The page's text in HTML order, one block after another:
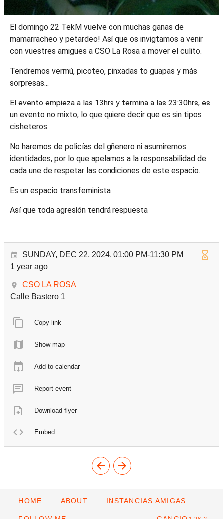
El domingo 22 TekM vuelve con muchas ganas de
mamarracheo y petardeo! Así que os invigtamos a venir
con vuestres amigues a CSO La Rosa a mover el culito.
Tendremos vermú, picoteo, pinxadas to guapas y más
sorpresas...
El evento empieza a las 13hrs y termina a las 23:30hrs, es
un evento no mixto, lo que quiere decir que es sin tipos
cisheteros.
No haremos de policías del gñenero ni asumiremos
identidades, por lo que apelamos a la responsabilidad de
cada une de respetar las condiciones de este espacio.
Es un espacio transfeminista
Así que toda agresión tendrá respuesta
SUNDAY, DEC 22, 2024, 01:00 PM-11:30 PM
1 year ago
CSO LA ROSA
Calle Bastero 1
Copy link
Show map
Add to calendar
Report event
Download flyer
Embed
HOME ABOUT INSTANCIAS AMIGAS